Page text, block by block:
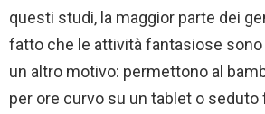
questi studi, la maggior parte dei
fatto che le attività fantasiose
un altro motivo: permettono al
per ore curvo su un tablet o seduto